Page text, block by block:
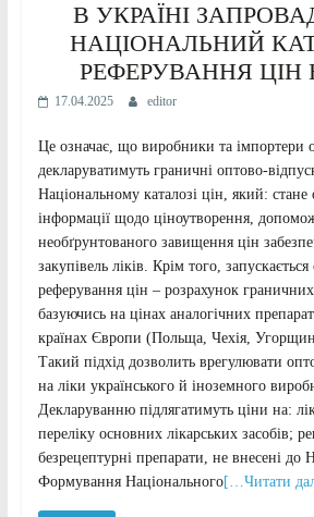
В УКРАЇНІ
НАЦІОНАЛЬНИЙ
РЕФЕРУВАННЯ ЦІН
17.04.2025 editor
Це означає, що виробники та імпортери
декларуватимуть граничні оптово-
Національному каталозі цін, який:
інформації щодо ціноутворення,
необґрунтованого завищення цін
закупівель ліків. Крім того, запускається
реферування цін – розрахунок
базуючись на цінах аналогічних
країнах Європи (Польща, Чехія,
Такий підхід дозволить врегулювати
на ліки українського й іноземного
Декларуванню підлягатимуть ціни на:
переліку основних лікарських засобів;
безрецептурні препарати, не внесені до
Формування Національного[…Читати